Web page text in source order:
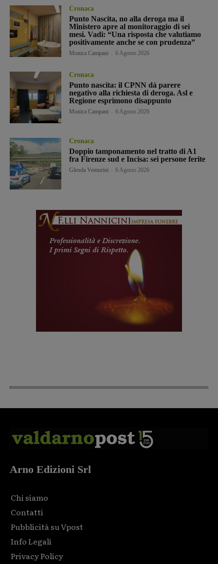
Cronaca
Punto Nascita, no alla deroga ma il
Ministero apre al monitoraggio di sei
mesi. Vadi: “Una risposta che valutiamo
positivamente anche se con prudenza”
Monica Campani 6 Agosto 2026
Cronaca
Punto nascita: il CPNN dà parere
negativo alla richiesta di deroga. Asl e
Regione esprimono disappunto
Monica Campani 6 Agosto 2026
Cronaca
Doppio tamponamento nel tratto di A1
fra Firenze sud e Incisa: sei persone ferite
Glenda Venturini 6 Agosto 2026
Arno Edizioni Srl
Chi siamo
Contatti
Pubblicità su Vpost
Info Legali
Privacy Policy